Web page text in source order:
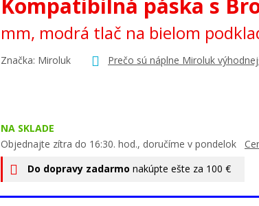
Kompatibilná páska s
mm, modrá tlač na bielom
Značka: Miroluk Prečo sú náplne Miroluk
NA SKLADE
Objednajte zítra do 16:30. hod., doručíme v pondelok
Do dopravy zadarmo nakúpte ešte za 100 €